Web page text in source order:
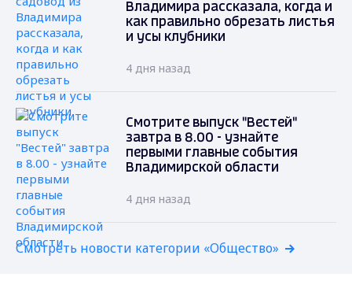
Владимира рассказала, когда и
как правильно обрезать листья
и усы клубники
4 дня назад
Смотрите выпуск "Вестей"
завтра в 8.00 - узнайте
первыми главные события
Владимирской области
4 дня назад
Смотреть новости категории «Общество»